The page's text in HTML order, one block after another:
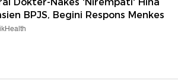
BPJS, Begini Respons Menkes